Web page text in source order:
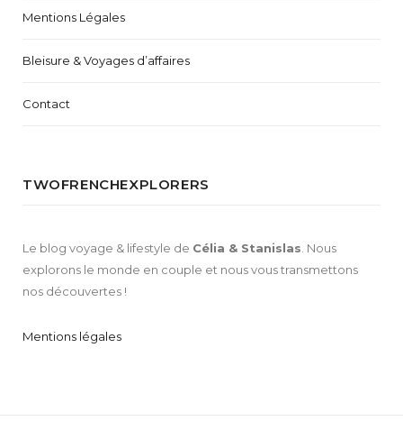
Mentions Légales
Bleisure & Voyages d’affaires
Contact
TWOFRENCHEXPLORERS
Le blog voyage & lifestyle de Célia & Stanislas. Nous
explorons le monde en couple et nous vous transmettons
nos découvertes !
Mentions légales